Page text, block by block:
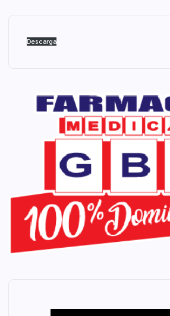
Descarga